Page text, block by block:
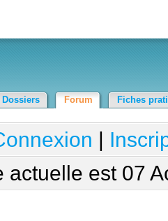
Dossiers Forum Fiches
|
actuelle est 07